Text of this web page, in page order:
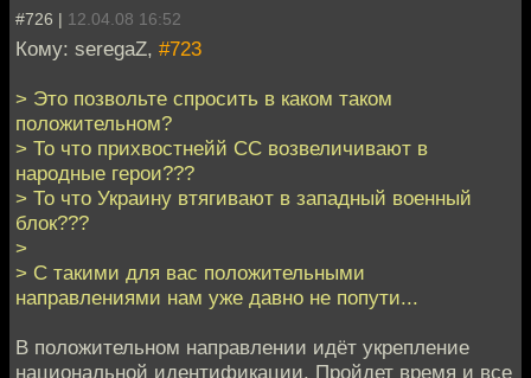
#726 | 12.04.08 16:52
Кому: seregaZ, #723
> Это позвольте спросить в каком таком
положительном?
> То что прихвостнейй СС возвеличивают в
народные герои???
> То что Украину втягивают в западный военный
блок???
>
> С такими для вас положительными
направлениями нам уже давно не попути...
В положительном направлении идёт укрепление
национальной идентификации. Пройдет время и все